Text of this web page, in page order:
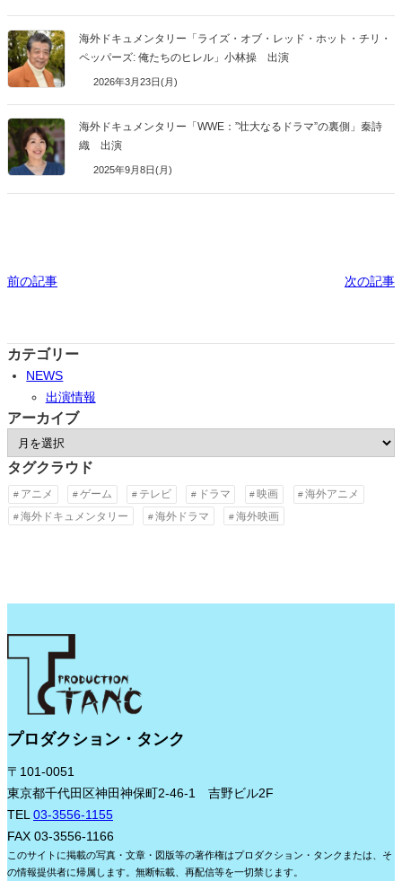
海外ドキュメンタリー「ライズ・オブ・レッド・ホット・チリ・
ペッパーズ: 俺たちのヒレル」小林操 出演
2026年3月23日(月)
海外ドキュメンタリー「WWE：”壮大なるドラマ”の裏側」秦詩
織 出演
2025年9月8日(月)
前の記事 次の記事
カテゴリー
NEWS
出演情報
アーカイブ
ー
イ
ブ
タグクラウド
アニメ ゲーム テレビ ドラマ 映画
海外アニメ
海外ドキュメンタリー
海外ドラマ 海外映画
プロダクション・タンク
〒101-0051
東京都千代田区神田神保町2-46-1 吉野ビル2F
TEL 03-3556-1155
FAX 03-3556-1166
このサイトに掲載の写真・文章・図版等の著作権はプロダクション・タンクまたは、そ
の情報提供者に帰属します。無断転載、再配信等を一切禁じます。